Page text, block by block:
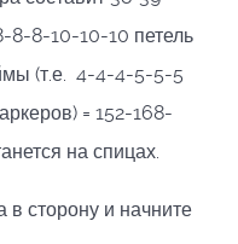
8-8-10-10-10 петель
(т.е. 4-4-4-5-5-5
= 152-168-
на спицах.
в сторону и начните